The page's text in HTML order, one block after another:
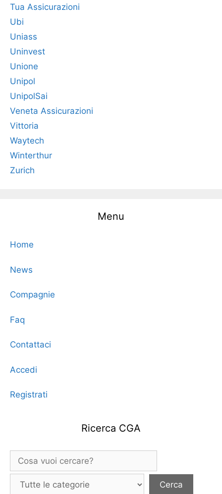
Tua Assicurazioni
Ubi
Uniass
Uninvest
Unione
Unipol
UnipolSai
Veneta Assicurazioni
Vittoria
Waytech
Winterthur
Zurich
Menu
Home
News
Compagnie
Faq
Contattaci
Accedi
Registrati
Ricerca CGA